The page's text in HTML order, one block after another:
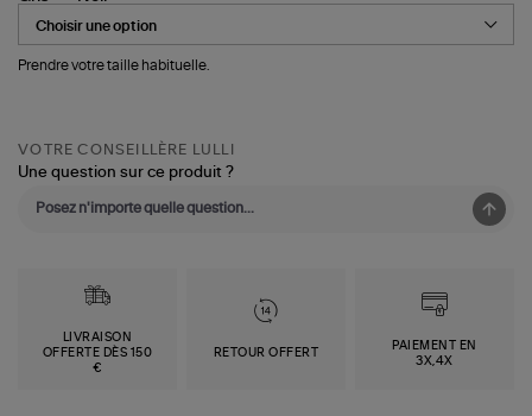
Prendre votre taille habituelle.
VOTRE CONSEILLÈRE LULLI
Une question sur ce produit ?
LIVRAISON
OFFERTE DÈS 150
€
RETOUR OFFERT
PAIEMENT EN
3X,4X